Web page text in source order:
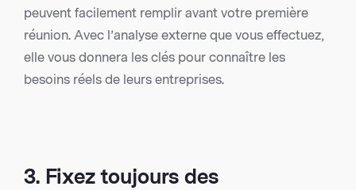
peuvent facilement remplir avant votre première
réunion. Avec l’analyse externe que vous effectuez,
elle vous donnera les clés pour connaître les
besoins réels de leurs entreprises.
3. Fixez toujours des